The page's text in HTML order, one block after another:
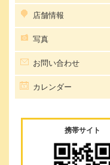
店舗情報
写真
お問い合わせ
カレンダー
携帯サイト